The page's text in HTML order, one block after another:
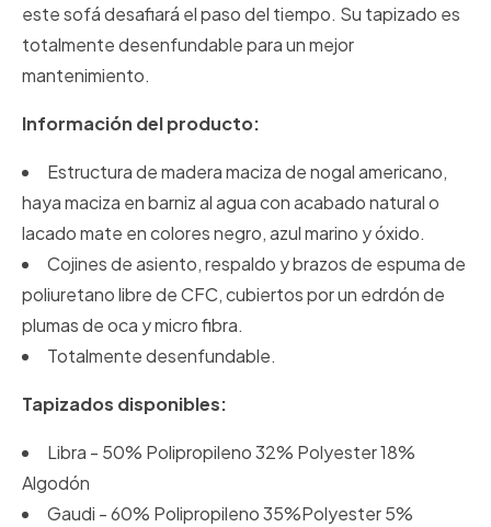
este sofá desafiará el paso del tiempo. Su tapizado es
totalmente desenfundable para un mejor
mantenimiento.
Información del producto:
Estructura de madera maciza de nogal americano,
haya maciza en barniz al agua con acabado natural o
lacado mate en colores negro, azul marino y óxido.
Cojines de asiento, respaldo y brazos de espuma de
poliuretano libre de CFC, cubiertos por un edrdón de
plumas de oca y micro fibra.
Totalmente desenfundable.
Tapizados disponibles:
Libra - 50% Polipropileno 32% Polyester 18%
Algodón
Gaudi - 60% Polipropileno 35%Polyester 5%